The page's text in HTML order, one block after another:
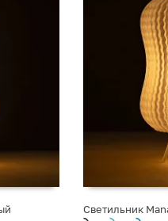
Светильник